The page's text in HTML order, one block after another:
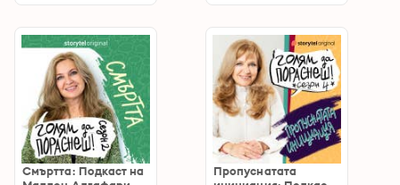
Смъртта: Подкаст на
Пропуснатата